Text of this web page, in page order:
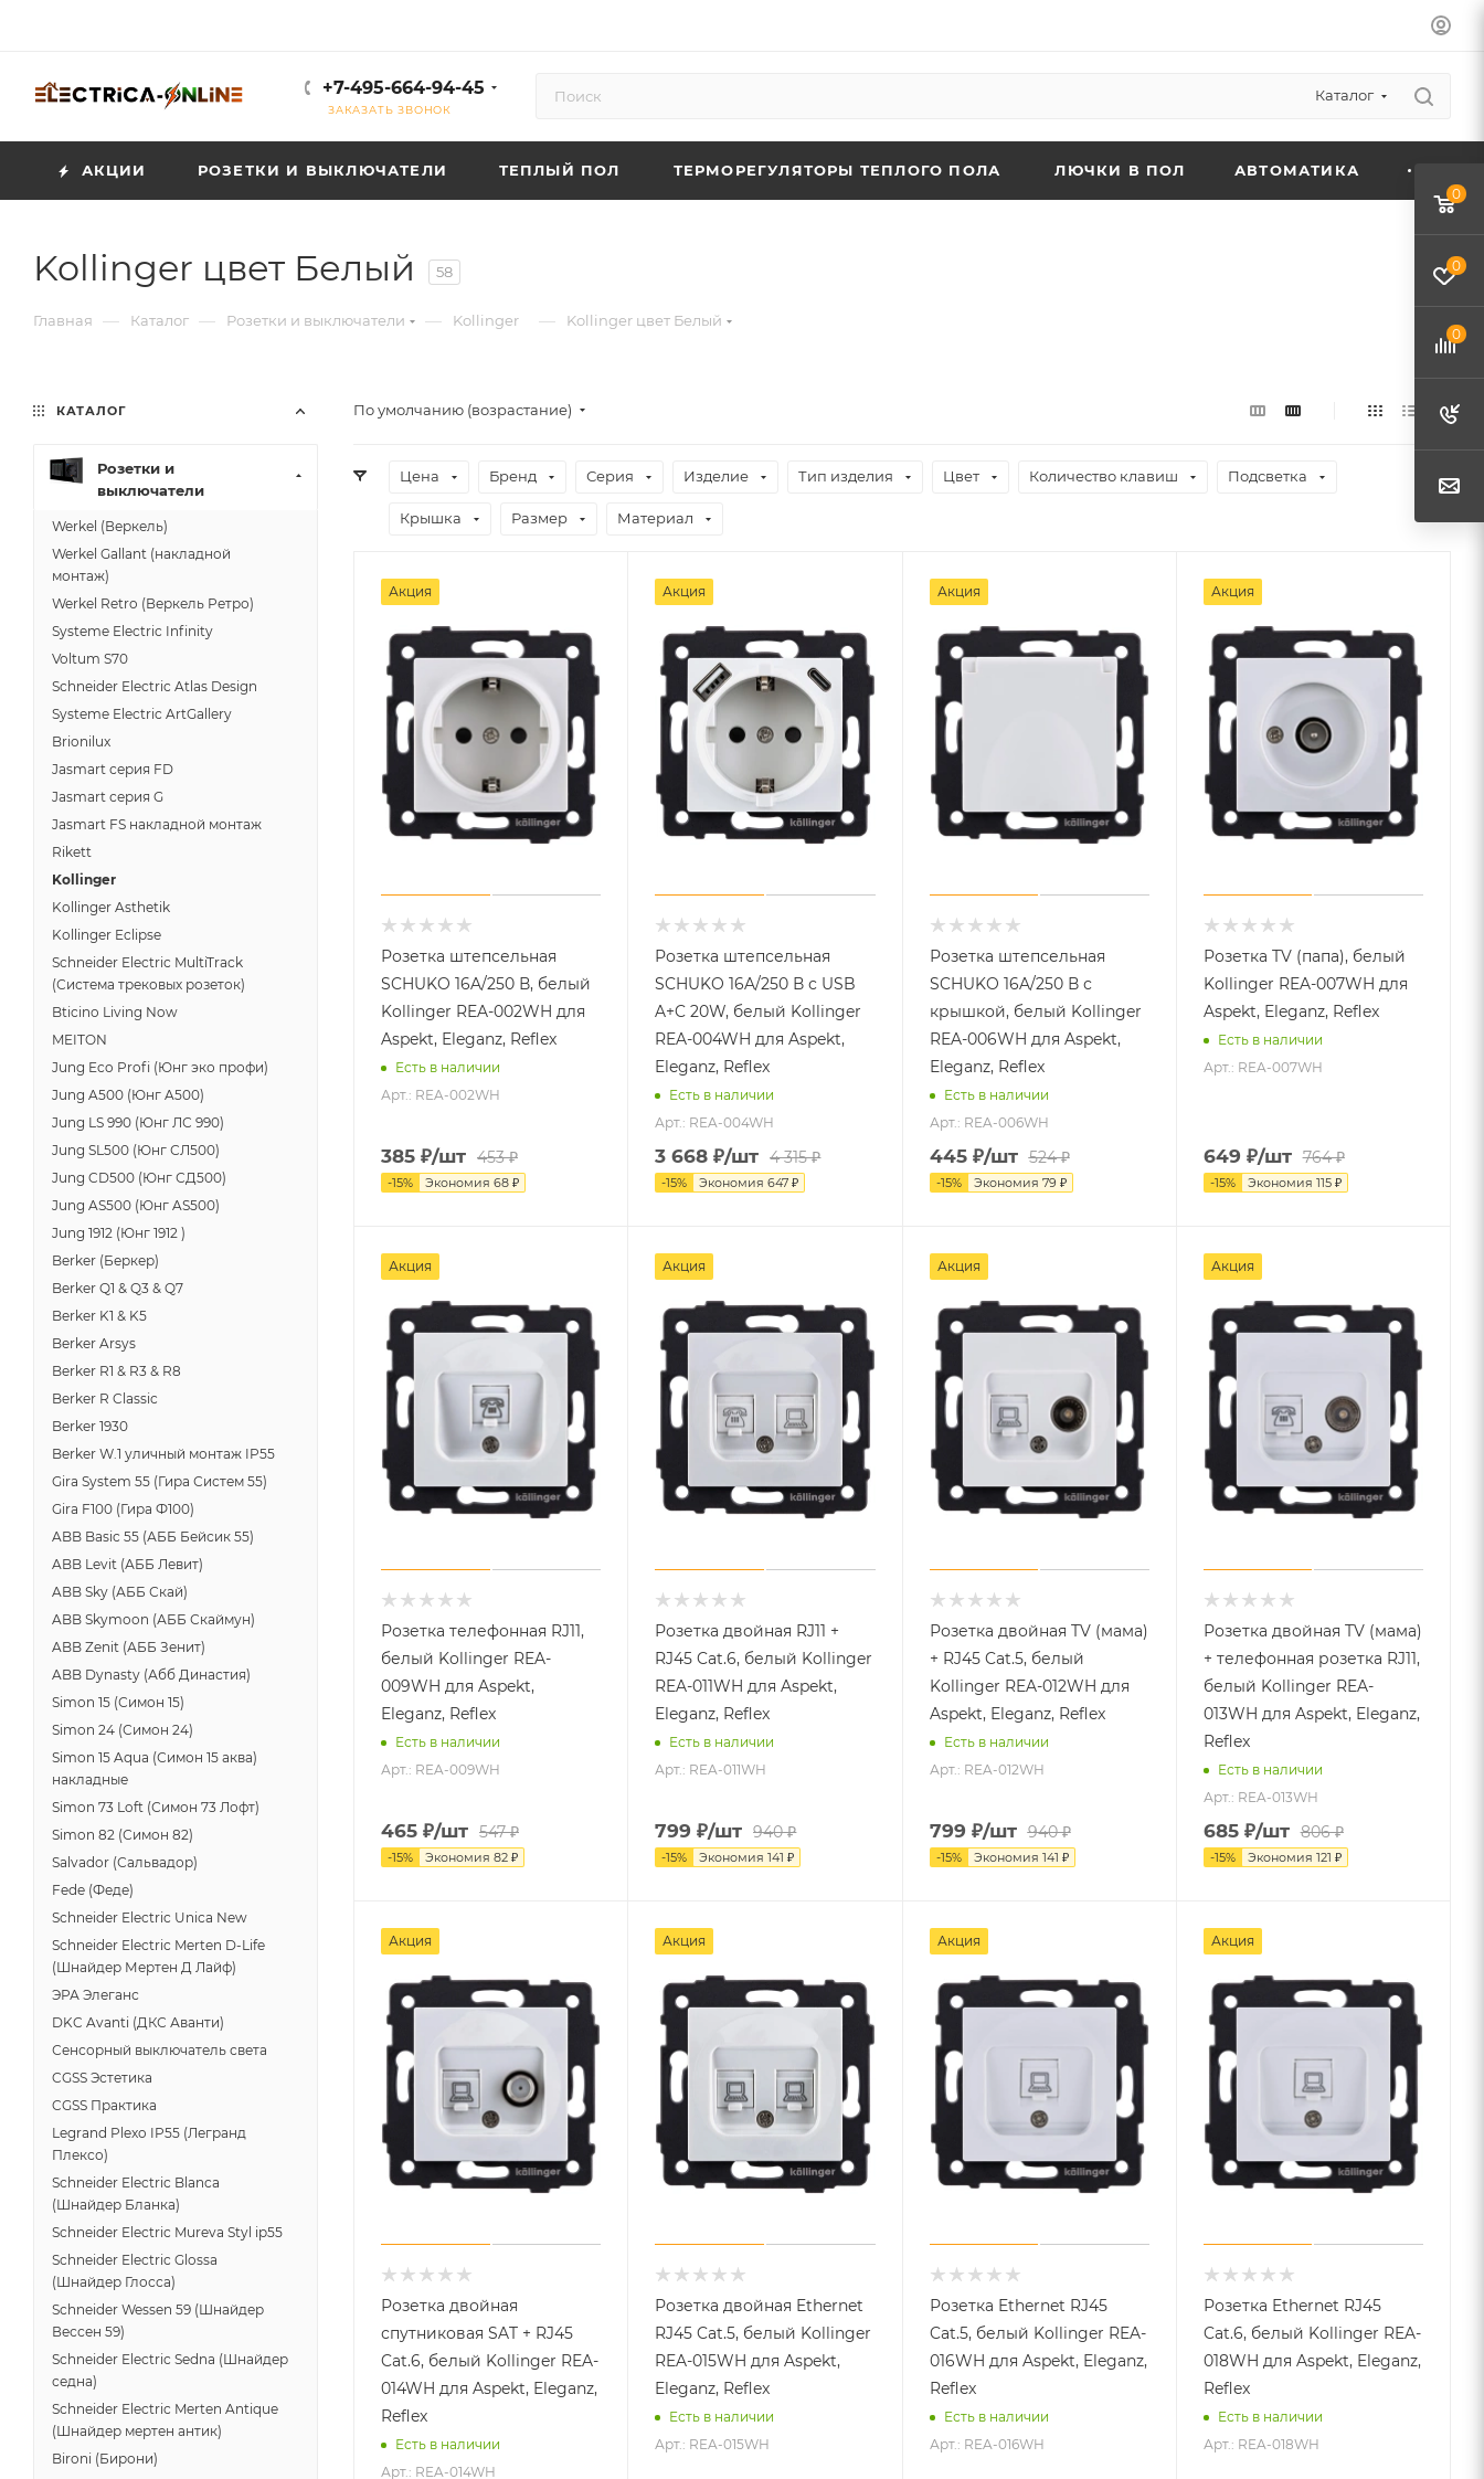
+7-495-664-94-45
ЗАКАЗАТЬ ЗВОНОК
Каталог
АКЦИИ РОЗЕТКИ И ВЫКЛЮЧАТЕЛИ ТЕПЛЫЙ ПОЛ ТЕРМОРЕГУЛЯТОРЫ ТЕПЛОГО ПОЛА ЛЮЧКИ В ПОЛ АВТОМАТИКА
Kollinger цвет Белый 58
Главная — Каталог — Розетки и выключатели — Kollinger — Kollinger цвет Белый
По умолчанию (возрастание)
Цена Бренд Серия Изделие Тип изделия Цвет Количество клавиш Подсветка
Крышка Размер Материал
Акция
Розетка штепсельная
SCHUKO 16A/250 В, белый
Kollinger REA-002WH для
Aspekt, Eleganz, Reflex
Есть в наличии
Арт.: REA-002WH
385 ₽/шт 453₽
-15% Экономия 68 ₽
Акция
Розетка штепсельная
SCHUKO 16A/250 В с USB
A+C 20W, белый Kollinger
REA-004WH для Aspekt,
Eleganz, Reflex
Есть в наличии
Арт.: REA-004WH
3 668 ₽/шт 4 315₽
-15% Экономия647 ₽
Акция
Розетка штепсельная
SCHUKO 16A/250 В с
крышкой, белый Kollinger
REA-006WH для Aspekt,
Eleganz, Reflex
Есть в наличии
Арт.: REA-006WH
445₽/шт 524₽
-15% Экономия 79 ₽
Акция
Розетка TV (папа), белый
Kollinger REA-007WH для
Aspekt, Eleganz, Reflex
Есть в наличии
Арт.: REA-007WH
649 ₽/шт 764₽
-15% Экономия 115₽
Акция
Розетка телефонная RJ11,
белый Kollinger REA-
009WH для Aspekt,
Eleganz, Reflex
Есть в наличии
Арт.: REA-009WH
465 ₽/шт 547₽
-15% Экономия 82 ₽
Акция
Розетка двойная RJ11 +
RJ45 Cat.6, белый Kollinger
REA-011WH для Aspekt,
Eleganz, Reflex
Есть в наличии
Арт.: REA-011WH
799 ₽/шт 940₽
-15% Экономия141 ₽
Акция
Розетка двойная TV (мама)
+ RJ45 Cat.5, белый
Kollinger REA-012WH для
Aspekt, Eleganz, Reflex
Есть в наличии
Арт.: REA-012WH
799 ₽/шт 940₽
-15% Экономия 141 ₽
Акция
Розетка двойная TV (мама)
+ телефонная розетка RJ11,
белый Kollinger REA-
013WH для Aspekt, Eleganz,
Reflex
Есть в наличии
Арт.: REA-013WH
685₽/шт 806₽
-15% Экономия 121 ₽
Акция
Розетка двойная
спутниковая SAT + RJ45
Cat.6, белый Kollinger REA-
014WH для Aspekt, Eleganz,
Reflex
Есть в наличии
Арт.: REA-014WH
Акция
Розетка двойная Ethernet
RJ45 Cat.5, белый Kollinger
REA-015WH для Aspekt,
Eleganz, Reflex
Есть в наличии
Арт.: REA-015WH
Акция
Розетка Ethernet RJ45
Cat.5, белый Kollinger REA-
016WH для Aspekt, Eleganz,
Reflex
Есть в наличии
Арт.: REA-016WH
Акция
Розетка Ethernet RJ45
Cat.6, белый Kollinger REA-
018WH для Aspekt, Eleganz,
Reflex
Есть в наличии
Арт.: REA-018WH
КАТАЛОГ
Розетки и
выключатели
Werkel (Веркель)
Werkel Gallant (накладной
монтаж)
Werkel Retro (Веркель Ретро)
Systeme Electric Infinity
Voltum S70
Schneider Electric Atlas Design
Systeme Electric ArtGallery
Brionilux
Jasmart серия FD
Jasmart серия G
Jasmart FS накладной монтаж
Rikett
Kollinger
Kollinger Asthetik
Kollinger Eclipse
Schneider Electric MultiTrack
(Система трековых розеток)
Bticino Living Now
MEITON
Jung Eco Profi (Юнг эко профи)
Jung A500 (Юнг A500)
Jung LS 990 (Юнг ЛС 990)
Jung SL500 (Юнг СЛ500)
Jung CD500 (Юнг СД500)
Jung AS500 (Юнг AS500)
Jung 1912 (Юнг 1912 )
Berker (Беркер)
Berker Q1 & Q3 & Q7
Berker K1 & K5
Berker Arsys
Berker R1 & R3 & R8
Berker R Classic
Berker 1930
Berker W.1 уличный монтаж IP55
Gira System 55 (Гира Систем 55)
Gira F100 (Гира Ф100)
ABB Basic 55 (АББ Бейсик 55)
ABB Levit (АББ Левит)
ABB Sky (АББ Скай)
ABB Skymoon (АББ Скаймун)
ABB Zenit (АББ Зенит)
ABB Dynasty (Абб Династия)
Simon 15 (Симон 15)
Simon 24 (Симон 24)
Simon 15 Aqua (Симон 15 аква)
накладные
Simon 73 Loft (Симон 73 Лофт)
Simon 82 (Симон 82)
Salvador (Сальвадор)
Fede (Феде)
Schneider Electric Unica New
Schneider Electric Merten D-Life
(Шнайдер Мертен Д Лайф)
ЭРА Элеганс
DKC Avanti (ДКС Аванти)
Сенсорный выключатель света
CGSS Эстетика
CGSS Практика
Legrand Plexo IP55 (Легранд
Плексо)
Schneider Electric Blanca
(Шнайдер Бланка)
Schneider Electric Mureva Styl ip55
Schneider Electric Glossa
(Шнайдер Глосса)
Schneider Wessen 59 (Шнайдер
Вессен 59)
Schneider Electric Sedna (Шнайдер
седна)
Schneider Electric Merten Antique
(Шнайдер мертен антик)
Bironi (Бирони)
0
0
0